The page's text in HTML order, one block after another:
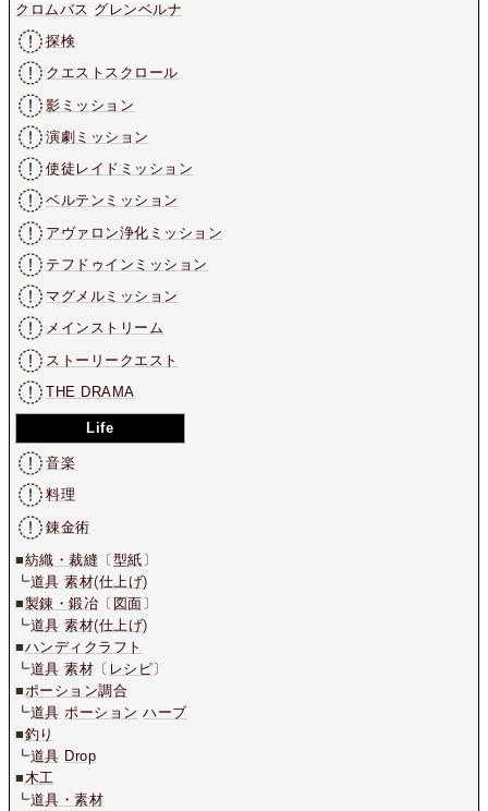
クロムバス グレンベルナ
探検
クエストスクロール
影ミッション
演劇ミッション
使徒レイドミッション
ベルテンミッション
アヴァロン浄化ミッション
テフドゥインミッション
マグメルミッション
メインストリーム
ストーリークエスト
THE DRAMA
Life
音楽
料理
錬金術
■紡織・裁縫 〔 型紙 〕
┗道具 素材(仕上げ)
■製錬・鍛冶 〔 図面 〕
┗道具 素材(仕上げ)
■ハンディクラフト
┗道具 素材 〔 レシピ〕
■ ポーション調合
┗道具 ポーション ハーブ
■釣り
┗道具 Drop
■ 木工
┗道具・素材